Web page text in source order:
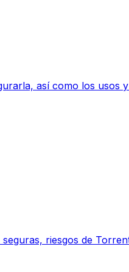
así como los usos
riesgos de